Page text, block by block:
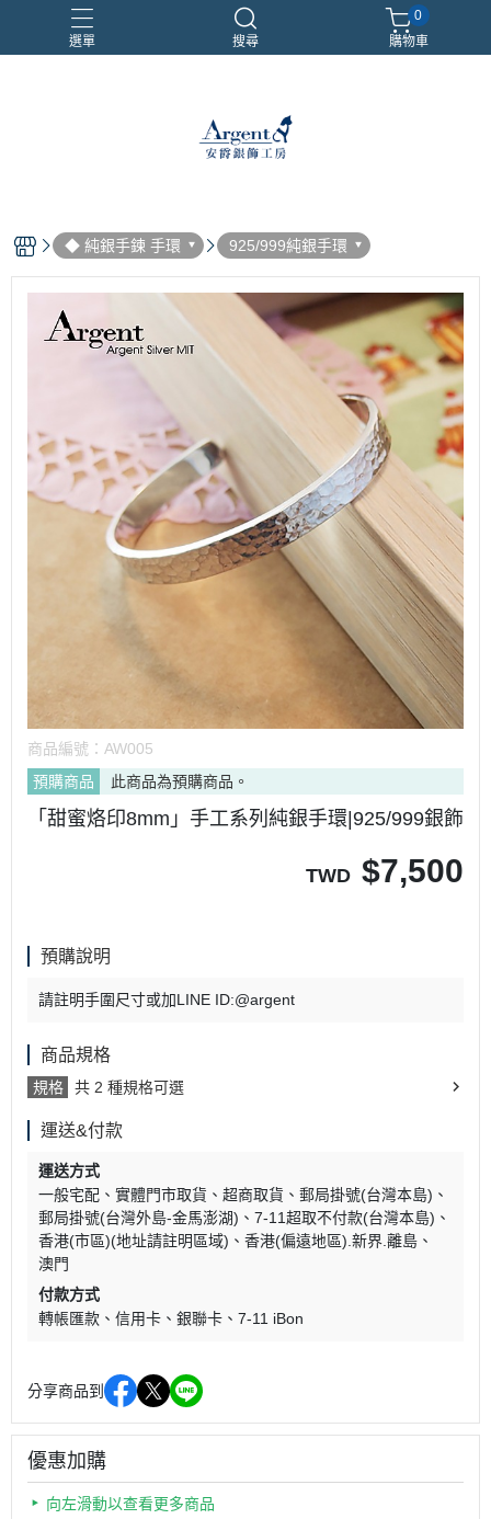
選單 搜尋
扁鍊 照片項鍊
0
購物車
◆ 純銀手鍊 手環 925/999純銀手環
商品編號： AW005
預購商品
此商品為預購商品。
「甜蜜烙印8mm」手工系列純銀手環|925/999銀飾
TWD $7,500
預購說明
請註明手圍尺寸或加LINE ID:@argent
商品規格
規格 共 2 種規格可選
運送&付款
運送方式
一般宅配
實體門市取貨 超商取貨
郵局掛號(台灣本島)
郵局掛號(台灣外島-金馬澎湖)
7-11超取不付款(台灣本島)
香港(市區)(地址請註明區域)
香港(偏遠地區).新界.離島
澳門
付款方式
轉帳匯款
信用卡 銀聯卡 7-11 iBon
分享商品到
優惠加購
向左滑動以查看更多商品